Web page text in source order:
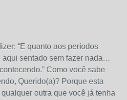
“E quanto aos períodos
aqui sentado sem fazer nada…
Como você sabe
Querido(a)? Porque esta
outra que você já tenha